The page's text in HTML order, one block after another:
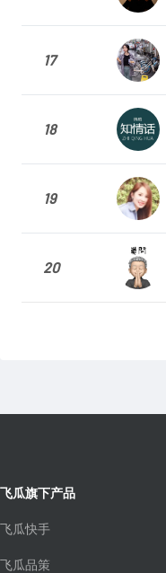
17
18
19
20
飞瓜旗下产品
飞瓜快手
飞瓜品策